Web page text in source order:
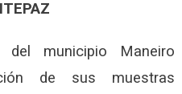
municipio Maneiro
de sus muestras